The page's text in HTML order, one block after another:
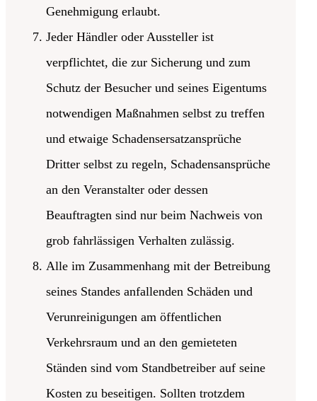
Genehmigung erlaubt.
Jeder Händler oder Aussteller ist
verpflichtet, die zur Sicherung und zum
Schutz der Besucher und seines Eigentums
notwendigen Maßnahmen selbst zu treffen
und etwaige Schadensersatzansprüche
Dritter selbst zu regeln, Schadensansprüche
an den Veranstalter oder dessen
Beauftragten sind nur beim Nachweis von
grob fahrlässigen Verhalten zulässig.
Alle im Zusammenhang mit der Betreibung
seines Standes anfallenden Schäden und
Verunreinigungen am öffentlichen
Verkehrsraum und an den gemieteten
Ständen sind vom Standbetreiber auf seine
Kosten zu beseitigen. Sollten trotzdem